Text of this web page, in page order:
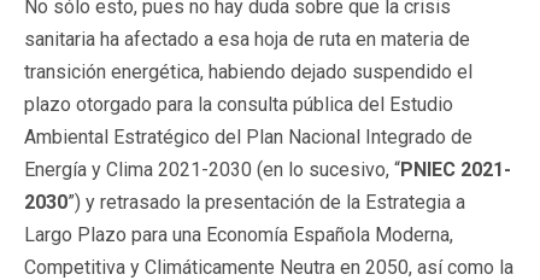
No sólo esto, pues no hay duda sobre que la crisis
sanitaria ha afectado a esa hoja de ruta en materia de
transición energética, habiendo dejado suspendido el
plazo otorgado para la consulta pública del Estudio
Ambiental Estratégico del Plan Nacional Integrado de
Energía y Clima 2021-2030 (en lo sucesivo, “PNIEC 2021-
2030”) y retrasado la presentación de la Estrategia a
Largo Plazo para una Economía Española Moderna,
Competitiva y Climáticamente Neutra en 2050, así como la